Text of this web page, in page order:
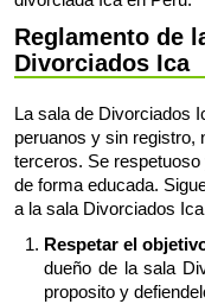
Reglamento de
Divorciados Ica
La sala de Divorciados
peruanos y sin registro,
terceros. Se
de forma educada.
a la sala Divorciados
Respetar el
dueño de la sala
proposito y